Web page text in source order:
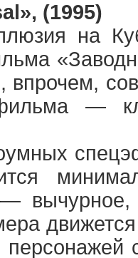
(1995)
на
впрочем,
—
—
персонажей